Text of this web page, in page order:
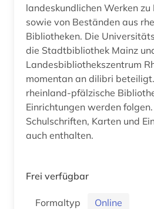
landeskundlichen Werken
sowie von Beständen aus
Bibliotheken. Die Universitätsbibliothek Trier,
die Stadtbibliothek Mainz
Landesbibliothekszentrum
momentan an dilibri
rheinland-pfälzische
Einrichtungen werden folgen. Adressbücher,
Schulschriften, Karten und
auch enthalten.
Frei verfügbar
Formaltyp
Online